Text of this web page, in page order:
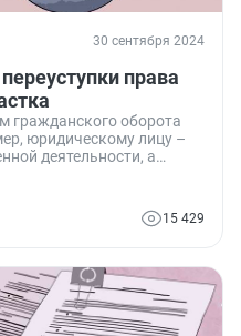
30 сентября 2024
права
гражданского оборота
юридическому лицу –
деятельности, а
и тогда ее приходиться
обстоятельства
необходимость15 429